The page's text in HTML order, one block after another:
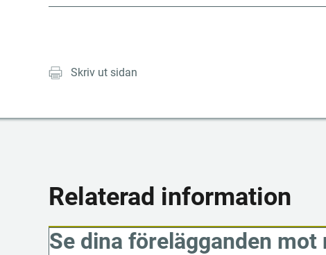
Skriv ut sidan
Relaterad information
Se dina förelägganden mot